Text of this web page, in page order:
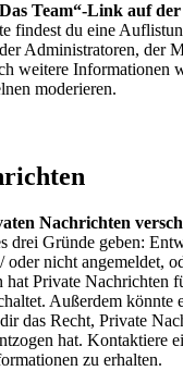
Team“-Link auf der
findest du eine
Administratoren, der
weitere Informationen
moderieren.
Nachrichten
drei Gründe geben:
oder nicht angemeldet,
hat Private Nachrichten
Außerdem könnte
das Recht, Private
hat. Kontaktiere
zu erhalten.